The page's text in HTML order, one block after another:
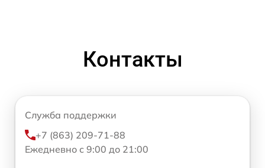
Контакты
Служба поддержки
+7 (863) 209-71-88
Ежедневно с 9:00 до 21:00